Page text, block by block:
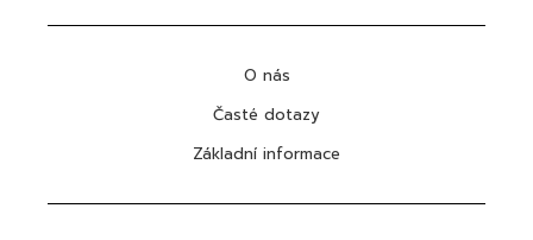
O nás
Časté dotazy
Základní informace